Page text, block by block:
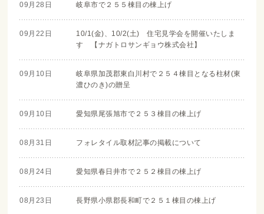
09月28日 岐阜市で２５５棟目の棟上げ
09月22日
10/1(金)、10/2(土) 住宅見学会を開催いたしま
す 【ナガトロサンギョウ株式会社】
09月10日
岐阜県加茂郡東白川村で２５４棟目となる柱材(東
濃ひのき)の贈呈
09月10日 愛知県尾張旭市で２５３棟目の棟上げ
08月31日 フォレタイル取材記事の掲載について
08月24日 愛知県春日井市で２５２棟目の棟上げ
08月23日 長野県小県郡長和町で２５１棟目の棟上げ